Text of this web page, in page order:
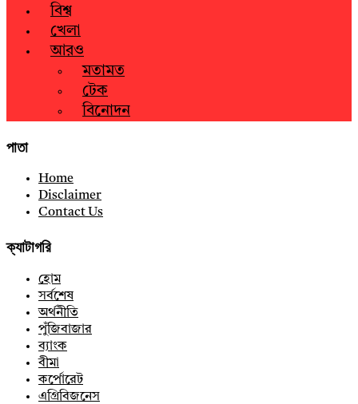
বিশ্ব
খেলা
আরও
মতামত
টেক
বিনোদন
পাতা
Home
Disclaimer
Contact Us
ক্যাটাগরি
হোম
সর্বশেষ
অর্থনীতি
পুঁজিবাজার
ব্যাংক
বীমা
কর্পোরেট
এগ্রিবিজনেস